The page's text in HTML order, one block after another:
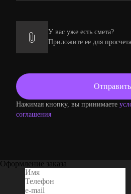
У вас уже есть смета?
Приложите ее для просчета
Нажимая кнопку, вы принимаете
соглашения
Оформление заказа